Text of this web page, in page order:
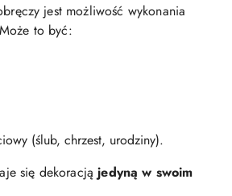
jest możliwość wykonania
to być:
(ślub, chrzest, urodziny).
się dekoracjąjedyną w swoim